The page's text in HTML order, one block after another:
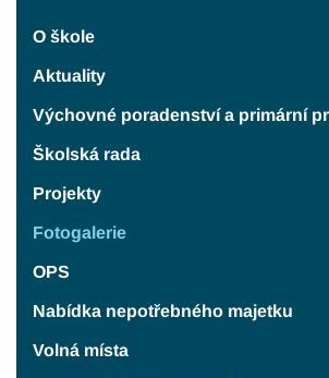
O škole
Aktuality
Výchovné poradenství a primární
Školská rada
Projekty
Fotogalerie
OPS
Nabídka nepotřebného majetku
Volná místa